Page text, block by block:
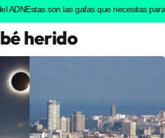
Estas son las gafas que necesitas para ver
herido